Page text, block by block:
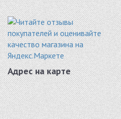
Адрес на карте